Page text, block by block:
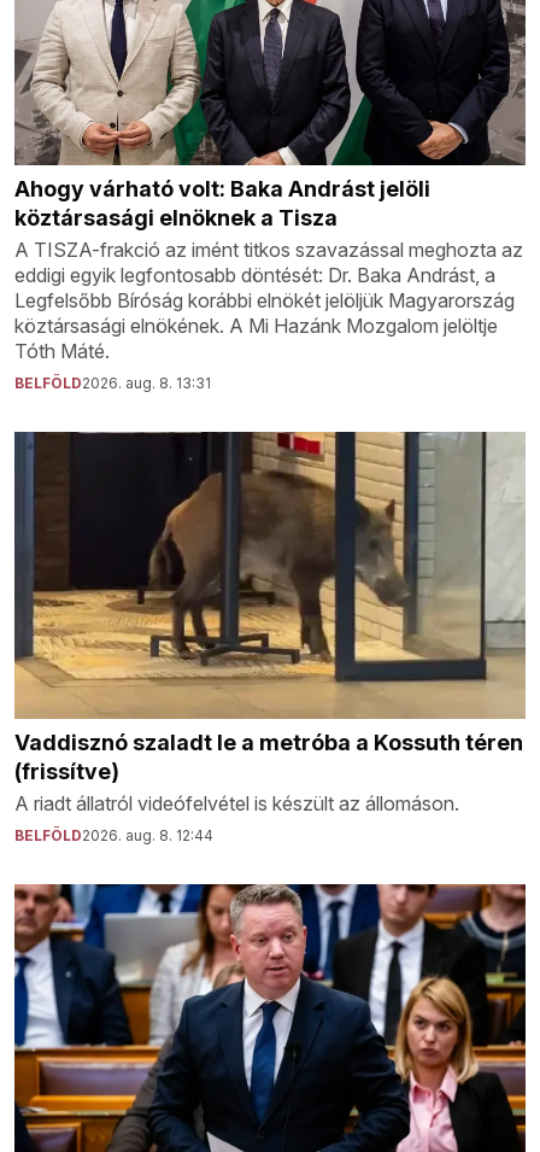
Ahogy várható volt: Baka Andrást jelöli
köztársasági elnöknek a Tisza
A TISZA-frakció az imént titkos szavazással meghozta az
eddigi egyik legfontosabb döntését: Dr. Baka Andrást, a
Legfelsőbb Bíróság korábbi elnökét jelöljük Magyarország
köztársasági elnökének. A Mi Hazánk Mozgalom jelöltje
Tóth Máté.
BELFÖLD2026. aug. 8. 13:31
Vaddisznó szaladt le a metróba a Kossuth téren
(frissítve)
A riadt állatról videófelvétel is készült az állomáson.
BELFÖLD2026. aug. 8. 12:44